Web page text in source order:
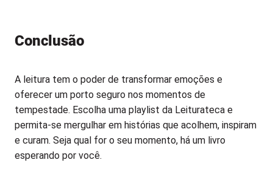
Conclusão
A leitura tem o poder de transformar emoções e
oferecer um porto seguro nos momentos de
tempestade. Escolha uma playlist da Leiturateca e
permita-se mergulhar em histórias que acolhem, inspiram
e curam. Seja qual for o seu momento, há um livro
esperando por você.